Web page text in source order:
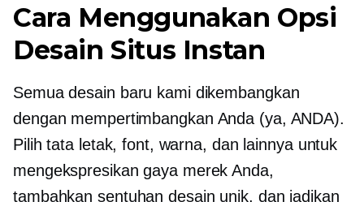
Cara Menggunakan Opsi
Desain Situs Instan
Semua desain baru kami dikembangkan
dengan mempertimbangkan Anda (ya, ANDA).
Pilih tata letak, font, warna, dan lainnya untuk
mengekspresikan gaya merek Anda,
tambahkan sentuhan desain unik, dan jadikan